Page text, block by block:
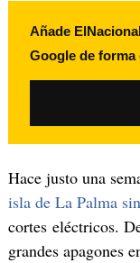
Añade
Google de forma
Hace justo una
isla de La Palma
cortes eléctricos.
grandes apagones